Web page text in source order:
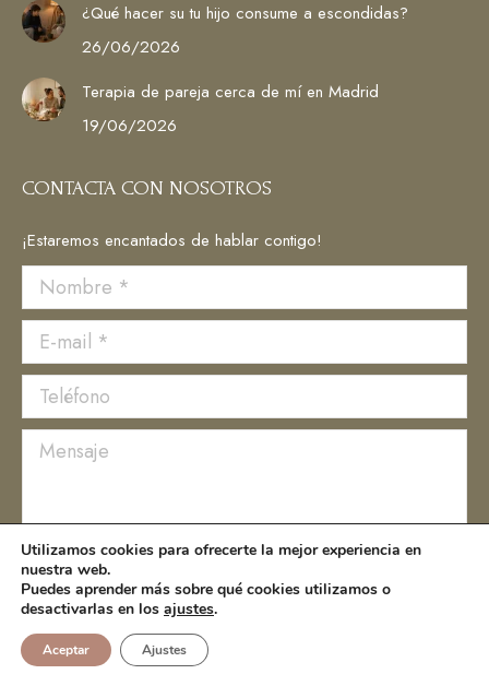
¿Qué hacer su tu hijo consume a escondidas?
26/06/2026
Terapia de pareja cerca de mí en Madrid
19/06/2026
CONTACTA CON NOSOTROS
¡Estaremos encantados de hablar contigo!
Nombre *
E-mail *
Teléfono
Mensaje
Acepto lapolítica de privacidad
ENVIAR
Utilizamos cookies para ofrecerte la mejor experiencia en
nuestra web.
Puedes aprender más sobre qué cookies utilizamos o
desactivarlas en los ajustes.
Aceptar Ajustes